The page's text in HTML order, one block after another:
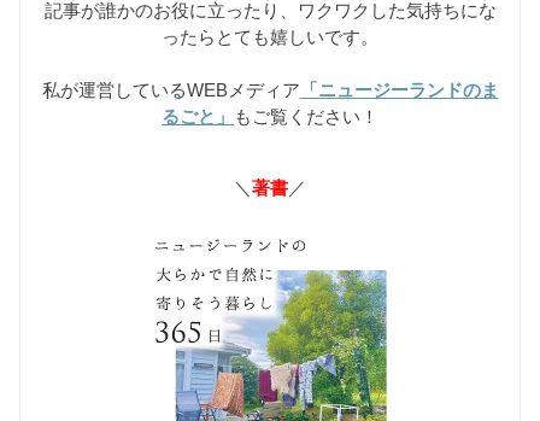
記事が誰かのお役に立ったり、ワクワクした気持ちにな
ったらとても嬉しいです。
私が運営しているWEBメディア 「ニュージーランドのま
るごと」
もご覧ください！
＼ 著書／